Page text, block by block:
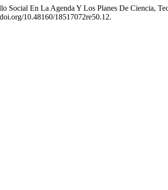
Social En La Agenda Y Los Planes De Ciencia,
10.48160/18517072re50.12.